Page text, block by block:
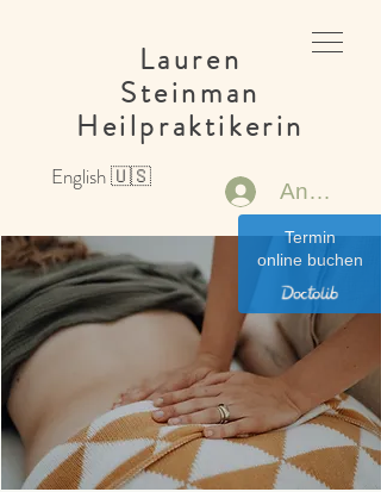
Lauren
Steinman
Heilpraktikerin
English 🇺🇸
Anmelden
Termin
online buchen